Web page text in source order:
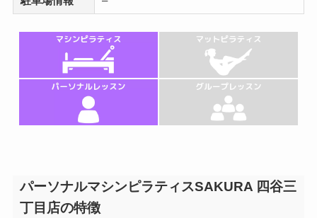
パーソナルマシンピラティスSAKURA 四谷三
丁目店の特徴